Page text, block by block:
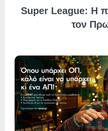
Super League: Η
τον